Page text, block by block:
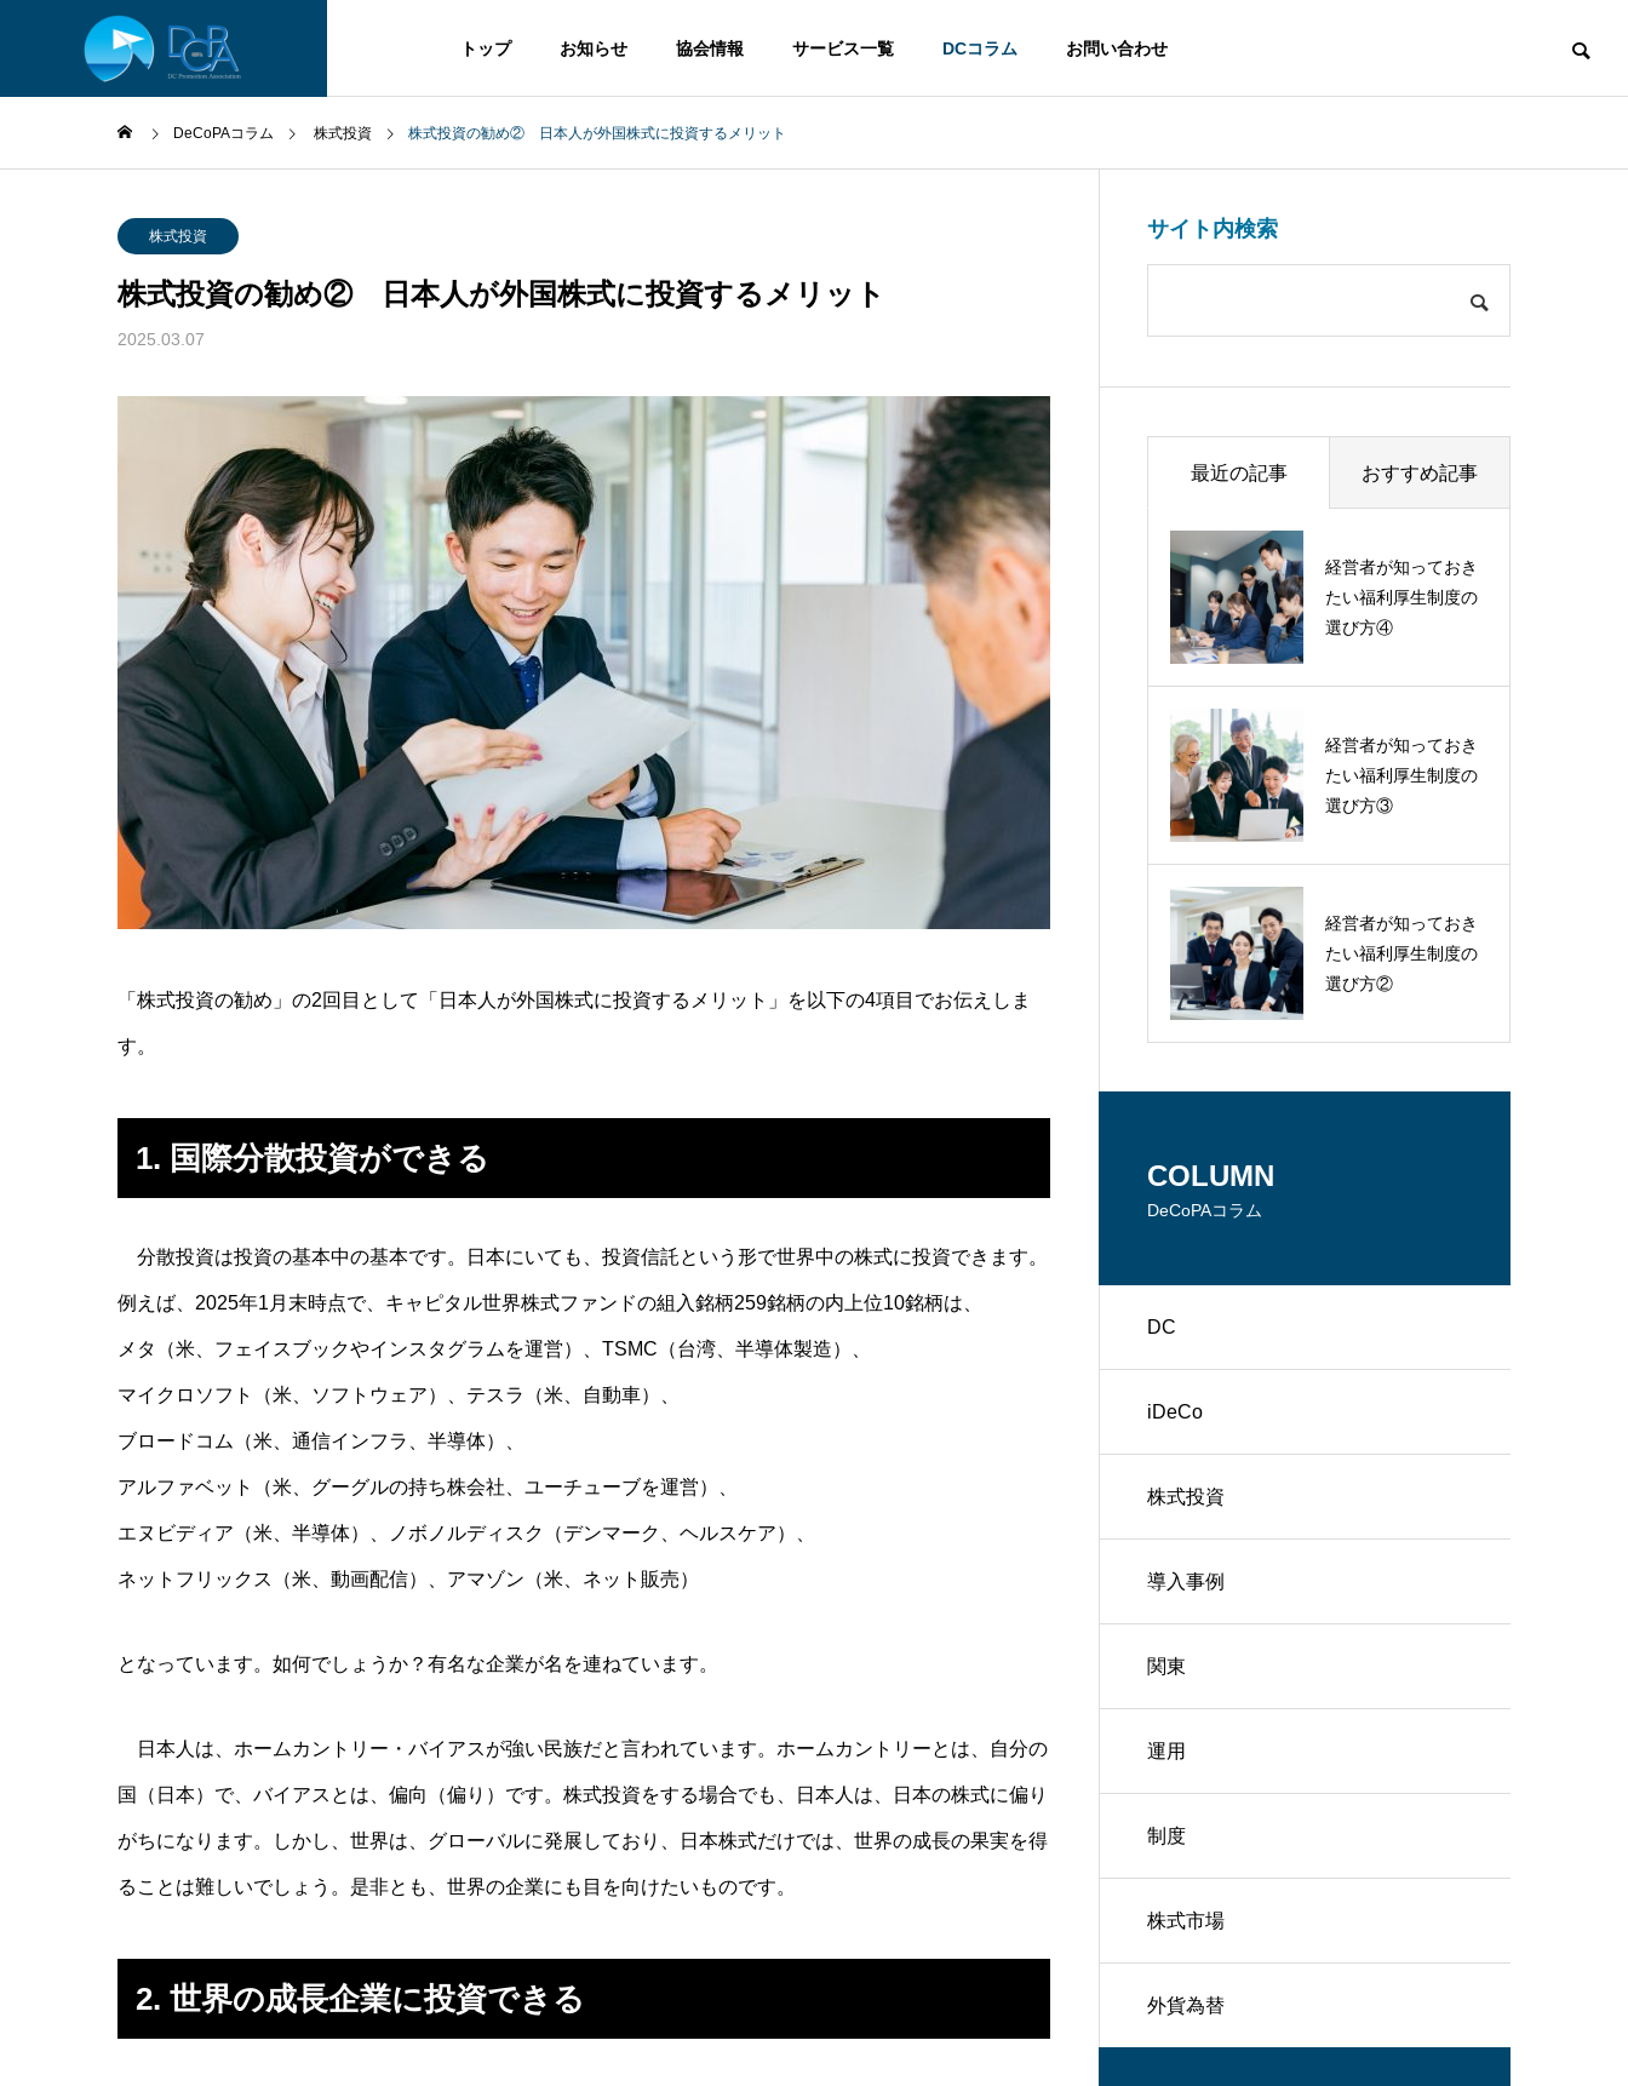
トップ お知らせ 協会情報 サービス一覧 DCコラム お問い合わせ
SERVICE
企業型DC加入をご
検討の方へ
投資教育導入をご
iDeCo加入をご検
討の方へ
DCアドバイザー登
COLUMN
DeCoPAコラム
厚生制度の選び方④
経営者が知っておきたい福利
厚生制度の選び方③
経営者が知っておきたい福利
厚生制度の選び方②
経営者が知っておきたい福利
厚生制度の選び方①
なぜ企業は
DeCoPAコラム 株式投資 株式投資の勧め② 日本人が外国株式に投資するメリット
株式投資
株式投資の勧め② 日本人が外国株式に投資するメリット
2025.03.07
「株式投資の勧め」の2回目として「日本人が外国株式に投資するメリット」を以下の4項目でお伝えしま
す。
1. 国際分散投資ができる
分散投資は投資の基本中の基本です。日本にいても、投資信託という形で世界中の株式に投資できます。
例えば、2025年1月末時点で、キャピタル世界株式ファンドの組入銘柄259銘柄の内上位10銘柄は、
メタ（米、フェイスブックやインスタグラムを運営）、TSMC（台湾、半導体製造）、
マイクロソフト（米、ソフトウェア）、テスラ（米、自動車）、
ブロードコム（米、通信インフラ、半導体）、
アルファベット（米、グーグルの持ち株会社、ユーチューブを運営）、
エヌビディア（米、半導体）、ノボノルディスク（デンマーク、ヘルスケア）、
ネットフリックス（米、動画配信）、アマゾン（米、ネット販売）
となっています。如何でしょうか？有名な企業が名を連ねています。
日本人は、ホームカントリー・バイアスが強い民族だと言われています。ホームカントリーとは、自分の
国（日本）で、バイアスとは、偏向（偏り）です。株式投資をする場合でも、日本人は、日本の株式に偏り
がちになります。しかし、世界は、グローバルに発展しており、日本株式だけでは、世界の成長の果実を得
ることは難しいでしょう。是非とも、世界の企業にも目を向けたいものです。
2. 世界の成長企業に投資できる
サイト内検索
最近の記事 おすすめ記事
経営者が知っておき
たい福利厚生制度の
選び方④
経営者が知っておき
たい福利厚生制度の
選び方③
経営者が知っておき
たい福利厚生制度の
選び方②
COLUMN
DeCoPAコラム
DC
iDeCo
株式投資
導入事例
関東
運用
制度
株式市場
外貨為替